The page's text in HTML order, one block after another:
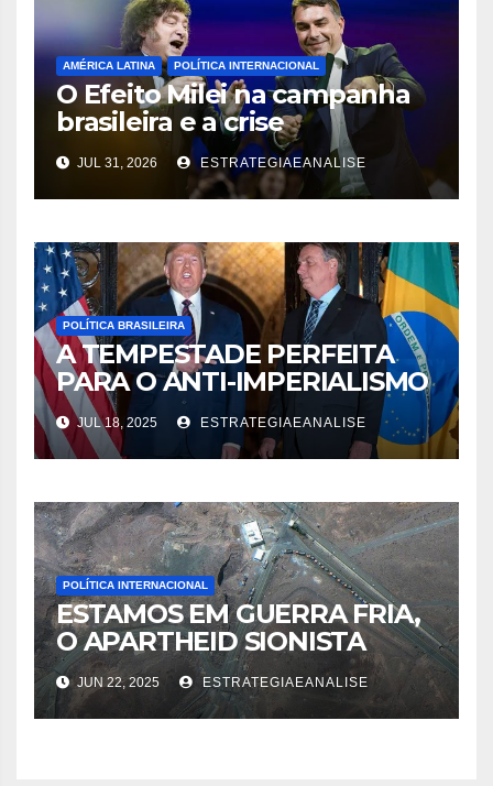
AMÉRICA LATINA POLÍTICA INTERNACIONAL
O Efeito Milei na campanha
brasileira e a crise
diplomática decorrente
JUL 31, 2026 ESTRATEGIAEANALISE
POLÍTICA BRASILEIRA
A TEMPESTADE PERFEITA
PARA O ANTI-IMPERIALISMO
NO BRASIL
JUL 18, 2025 ESTRATEGIAEANALISE
POLÍTICA INTERNACIONAL
ESTAMOS EM GUERRA FRIA,
O APARTHEID SIONISTA
FALA EM “MUNDO LIVRE”
JUN 22, 2025 ESTRATEGIAEANALISE